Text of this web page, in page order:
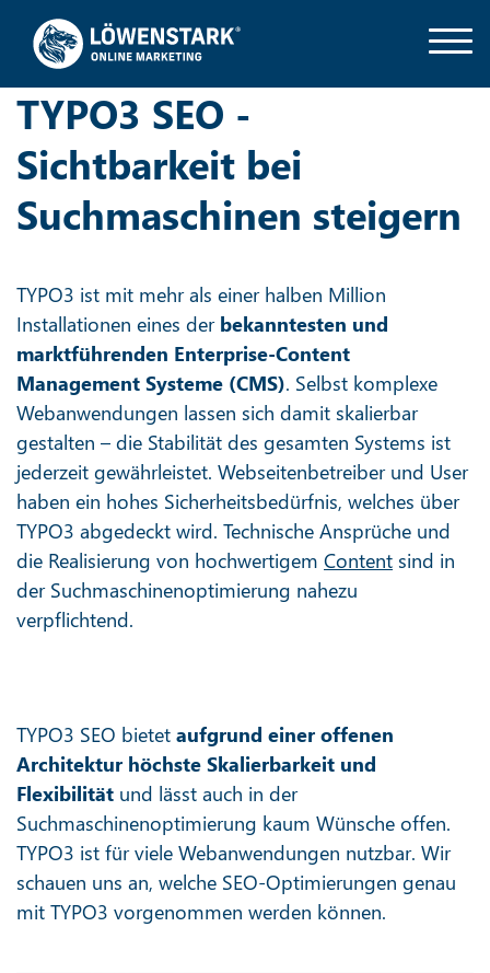
TYPO3 SEO -
Sichtbarkeit bei
Suchmaschinen steigern
TYPO3 ist mit mehr als einer halben Million
Installationen eines der bekanntesten und
marktführenden Enterprise-Content
Management Systeme (CMS). Selbst komplexe
Webanwendungen lassen sich damit skalierbar
gestalten – die Stabilität des gesamten Systems ist
jederzeit gewährleistet. Webseitenbetreiber und User
haben ein hohes Sicherheitsbedürfnis, welches über
TYPO3 abgedeckt wird. Technische Ansprüche und
die Realisierung von hochwertigem Content sind in
der Suchmaschinenoptimierung nahezu
verpflichtend.
TYPO3 SEO bietet aufgrund einer offenen
Architektur höchste Skalierbarkeit und
Flexibilität und lässt auch in der
Suchmaschinenoptimierung kaum Wünsche offen.
TYPO3 ist für viele Webanwendungen nutzbar. Wir
schauen uns an, welche SEO-Optimierungen genau
mit TYPO3 vorgenommen werden können.